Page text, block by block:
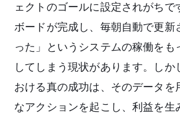
ェクトのゴールに設定されがちで
ボードが完成し、毎朝自動で更新
った」というシステムの稼働をも
してしまう現状があります。しか
おける真の成功は、そのデータを
なアクションを起こし、利益を生